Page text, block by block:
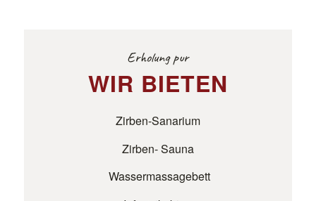
Erholung pur
WIR BIETEN
Zirben-Sanarium
Zirben- Sauna
Wassermassagebett